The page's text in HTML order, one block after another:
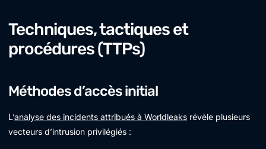
Techniques, tactiques et
procédures (TTPs)
Méthodes d’accès initial
L’analyse des incidents attribués à Worldleaks révèle plusieurs
vecteurs d’intrusion privilégiés :